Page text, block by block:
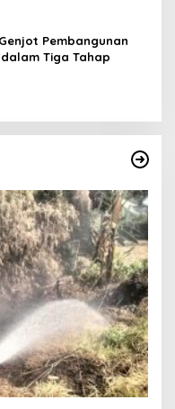
Pembangunan
Tiga Tahap